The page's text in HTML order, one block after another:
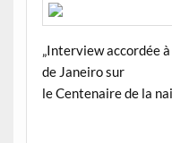
„Interview accordée
de Janeiro sur
le Centenaire de la